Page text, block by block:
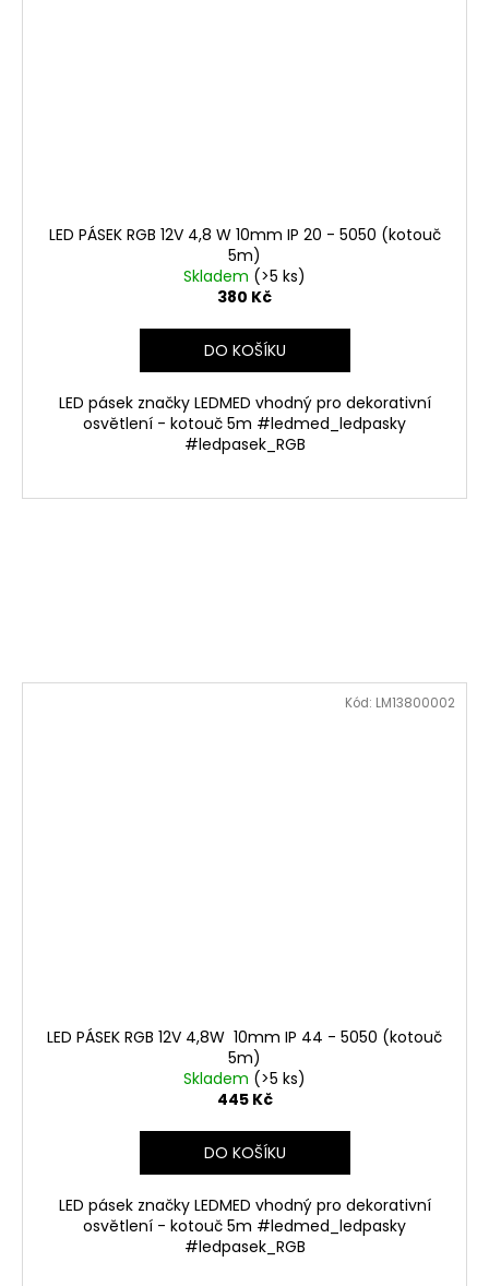
LED PÁSEK RGB 12V 4,8 W 10mm IP 20 - 5050 (kotouč
5m)
Skladem (>5 ks)
380 Kč
DO KOŠÍKU
LED pásek značky LEDMED vhodný pro dekorativní
osvětlení - kotouč 5m #ledmed_ledpasky
#ledpasek_RGB
LED PÁSEK RGB 12V 4,8W 10mm IP 44 - 5050 (kotouč
5m)
Skladem (>5 ks)
445 Kč
DO KOŠÍKU
LED pásek značky LEDMED vhodný pro dekorativní
osvětlení - kotouč 5m #ledmed_ledpasky
#ledpasek_RGB
Kód: LM13800002